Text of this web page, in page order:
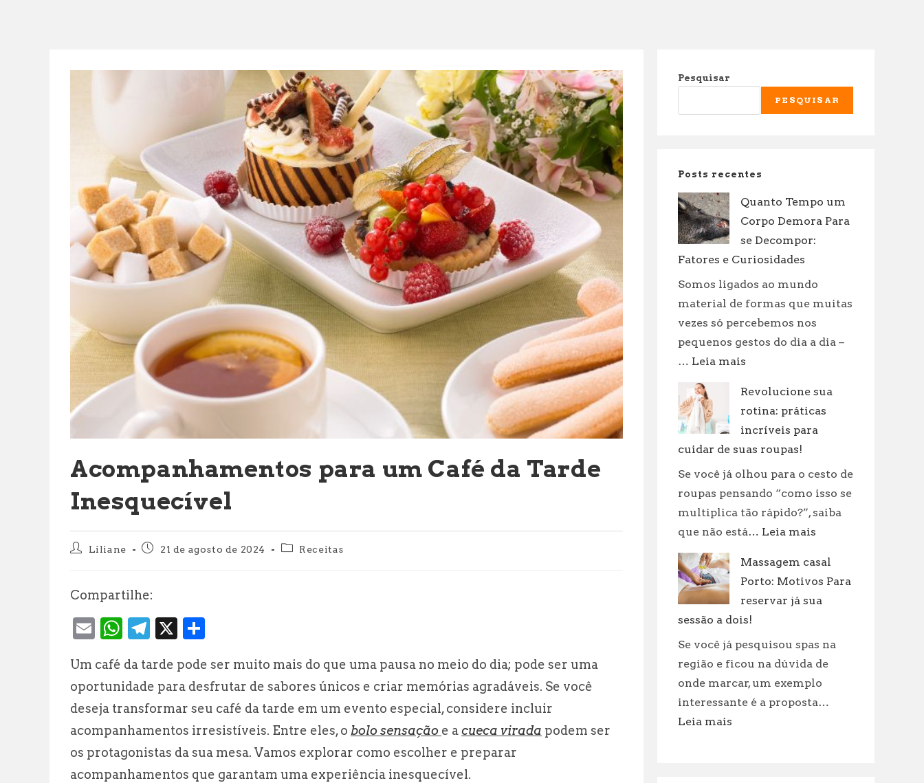
Acompanhamentos para um Café da Tarde
Inesquecível
AutorLiliane
Post21 de agosto de 2024
Categoria
Receitas
Compartilhe:
E
ai
l
W
at
s
A
p
p
T
e
g
r
a
m
X
a
r
e
Um café da tarde pode ser muito mais do que uma pausa no meio do dia; pode ser uma
oportunidade para desfrutar de sabores únicos e criar memórias agradáveis. Se você
deseja transformar seu café da tarde em um evento especial, considere incluir
acompanhamentos irresistíveis. Entre eles, o bolo sensação e acueca virada podem ser
os protagonistas da sua mesa. Vamos explorar como escolher e preparar
acompanhamentos que garantam uma experiência inesquecível.
Pesquisar
PESQUISAR
Posts recentes
Quanto Tempo um
Corpo Demora Para
se Decompor:
Fatores e Curiosidades
Somos ligados ao mundo
material de formas que muitas
vezes só percebemos nos
pequenos gestos do dia a dia –
… Leia mais
Tempo
um
Corpo
Demora
se
Decompor:
Fatores
e
Revolucione sua
rotina: práticas
incríveis para
cuidar de suas roupas!
Se você já olhou para o cesto de
roupas pensando “como isso se
multiplica tão rápido?”, saiba
que não está… Leia mais
sua
rotina:
práticas
cuidar
de
suas
roupas!
Massagem casal
Porto: Motivos Para
reservar já sua
sessão a dois!
Se você já pesquisou spas na
região e ficou na dúvida de
onde marcar, um exemplo
interessante é a proposta…
Leia mais